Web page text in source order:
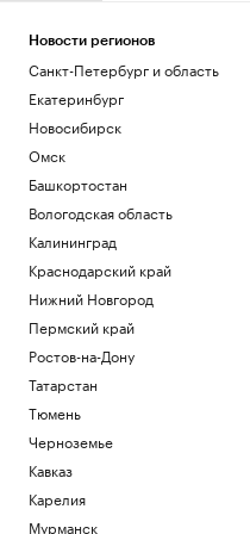
вырос
г.
3
Новости регионов
Санкт-Петербург и область
Екатеринбург
Новосибирск
Омск
Башкортостан
Вологодская область
Калининград
Краснодарский край
Нижний Новгород
Пермский край
Ростов-на-Дону
Татарстан
Тюмень
Черноземье
Кавказ
Карелия
Мурманск